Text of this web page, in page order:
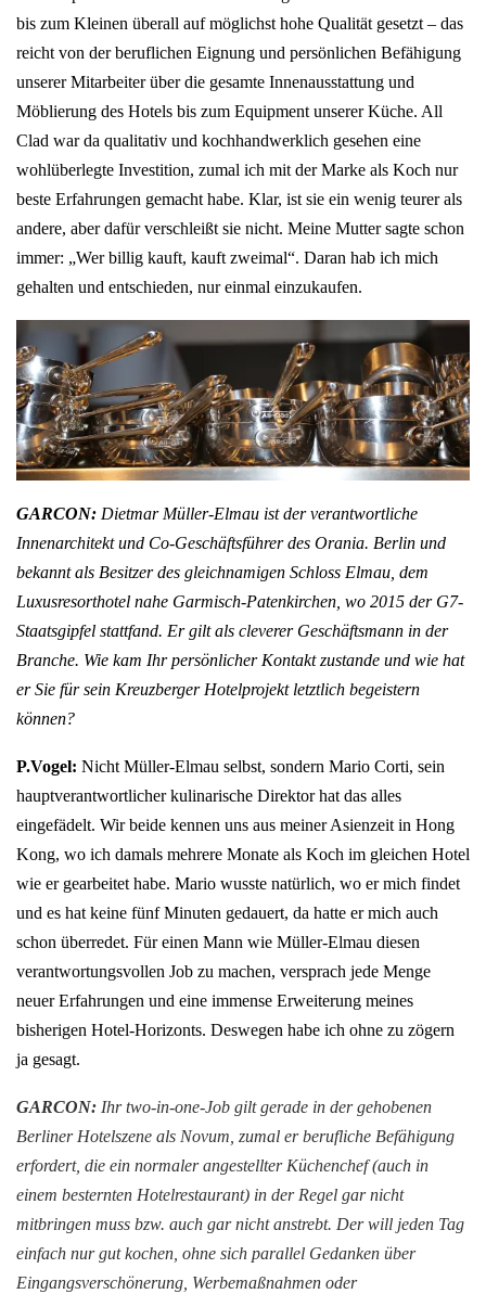
bis zum Kleinen überall auf möglichst hohe Qualität gesetzt – das
reicht von der beruflichen Eignung und persönlichen Befähigung
unserer Mitarbeiter über die gesamte Innenausstattung und
Möblierung des Hotels bis zum Equipment unserer Küche. All
Clad war da qualitativ und kochhandwerklich gesehen eine
wohlüberlegte Investition, zumal ich mit der Marke als Koch nur
beste Erfahrungen gemacht habe. Klar, ist sie ein wenig teurer als
andere, aber dafür verschleißt sie nicht. Meine Mutter sagte schon
immer: „Wer billig kauft, kauft zweimal“. Daran hab ich mich
gehalten und entschieden, nur einmal einzukaufen.
GARCON: Dietmar Müller-Elmau ist der verantwortliche
Innenarchitekt und Co-Geschäftsführer des Orania. Berlin und
bekannt als Besitzer des gleichnamigen Schloss Elmau, dem
Luxusresorthotel nahe Garmisch-Patenkirchen, wo 2015 der G7-
Staatsgipfel stattfand. Er gilt als cleverer Geschäftsmann in der
Branche. Wie kam Ihr persönlicher Kontakt zustande und wie hat
er Sie für sein Kreuzberger Hotelprojekt letztlich begeistern
können?
P.Vogel: Nicht Müller-Elmau selbst, sondern Mario Corti, sein
hauptverantwortlicher kulinarische Direktor hat das alles
eingefädelt. Wir beide kennen uns aus meiner Asienzeit in Hong
Kong, wo ich damals mehrere Monate als Koch im gleichen Hotel
wie er gearbeitet habe. Mario wusste natürlich, wo er mich findet
und es hat keine fünf Minuten gedauert, da hatte er mich auch
schon überredet. Für einen Mann wie Müller-Elmau diesen
verantwortungsvollen Job zu machen, versprach jede Menge
neuer Erfahrungen und eine immense Erweiterung meines
bisherigen Hotel-Horizonts. Deswegen habe ich ohne zu zögern
ja gesagt.
GARCON: Ihr two-in-one-Job gilt gerade in der gehobenen
Berliner Hotelszene als Novum, zumal er berufliche Befähigung
erfordert, die ein normaler angestellter Küchenchef (auch in
einem besternten Hotelrestaurant) in der Regel gar nicht
mitbringen muss bzw. auch gar nicht anstrebt. Der will jeden Tag
einfach nur gut kochen, ohne sich parallel Gedanken über
Eingangsverschönerung, Werbemaßnahmen oder